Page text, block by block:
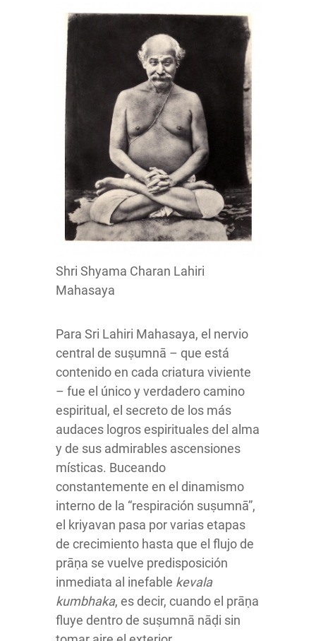
Shri Shyama Charan Lahiri
Mahasaya
Para Sri Lahiri Mahasaya, el nervio
central de suṣumnā – que está
contenido en cada criatura viviente
– fue el único y verdadero camino
espiritual, el secreto de los más
audaces logros espirituales del alma
y de sus admirables ascensiones
místicas. Buceando
constantemente en el dinamismo
interno de la “respiración suṣumnā”,
el kriyavan pasa por varias etapas
de crecimiento hasta que el flujo de
prāṇa se vuelve predisposición
inmediata al inefable kevala
kumbhaka, es decir, cuando el prāṇa
fluye dentro de suṣumnā nāḍi sin